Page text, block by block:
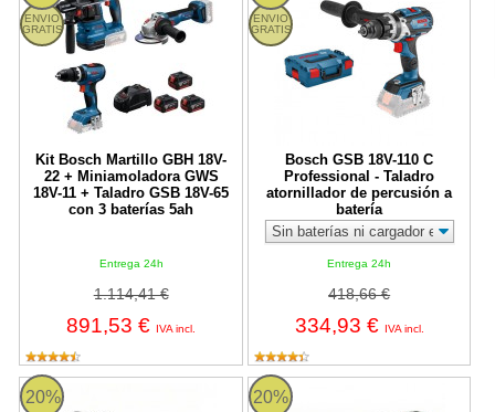
ENVIO
GRATIS
Kit Bosch Martillo GBH 18V-
22 + Miniamoladora GWS
18V-11 + Taladro GSB 18V-65
con 3 baterías 5ah
Entrega 24h
1.114,41 €
891,53 € IVA incl.
ENVIO
GRATIS
Bosch GSB 18V-110 C
Professional - Taladro
atornillador de percusión a
batería
Entrega 24h
418,66 €
334,93 € IVA incl.
20%
Bosch GSR 18V-110 C Professional - Taladro atornillador a
20%
Bosch GDS 18V-1050 H